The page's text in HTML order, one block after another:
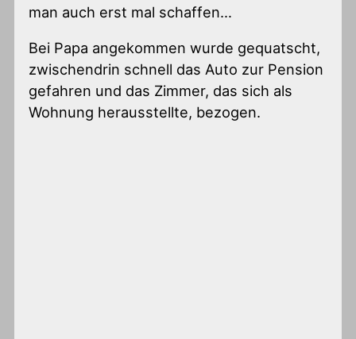
man auch erst mal schaffen…
Bei Papa angekommen wurde gequatscht,
zwischendrin schnell das Auto zur Pension
gefahren und das Zimmer, das sich als
Wohnung herausstellte, bezogen.